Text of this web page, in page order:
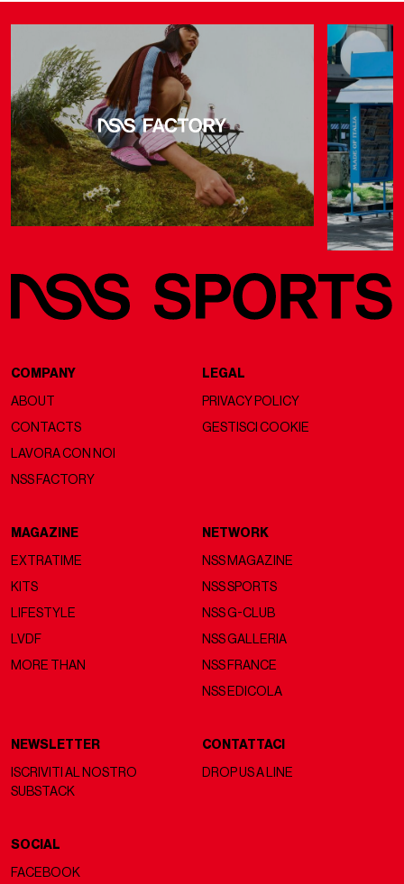
COMPANY
ABOUT
CONTACTS
LAVORA CON NOI
NSS FACTORY
LEGAL
PRIVACY POLICY
GESTISCI COOKIE
MAGAZINE
EXTRATIME
KITS
LIFESTYLE
LVDF
MORE THAN
NETWORK
NSS MAGAZINE
NSS SPORTS
NSS G-CLUB
NSS GALLERIA
NSS FRANCE
NSS EDICOLA
NEWSLETTER
ISCRIVITI AL NOSTRO
SUBSTACK
CONTATTACI
DROP US A LINE
SOCIAL
FACEBOOK